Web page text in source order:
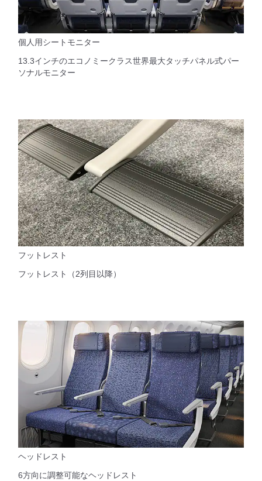
個人用シートモニター
13.3インチのエコノミークラス世界最大タッチパネル式パー
ソナルモニター
フットレスト
フットレスト（2列目以降）
ヘッドレスト
6方向に調整可能なヘッドレスト